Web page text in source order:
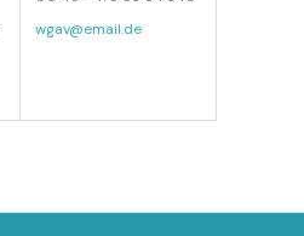
wgav@email.de